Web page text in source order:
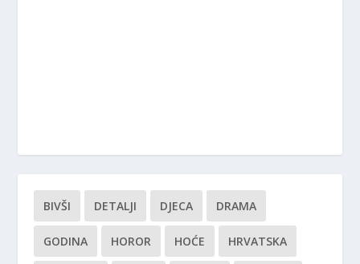
BIVŠI DETALJI DJECA DRAMA
GODINA HOROR HOĆE HRVATSKA